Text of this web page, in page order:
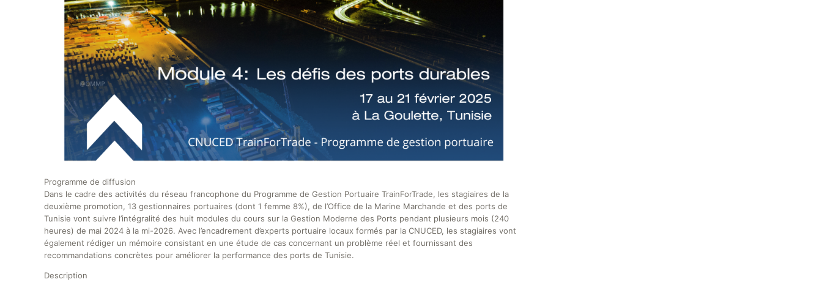
Programme de diffusion
Dans le cadre des activités du réseau francophone du Programme de Gestion Portuaire TrainForTrade, les stagiaires de la
deuxième promotion, 13 gestionnaires portuaires (dont 1 femme 8%), de l’Office de la Marine Marchande et des ports de
Tunisie vont suivre l’intégralité des huit modules du cours sur la Gestion Moderne des Ports pendant plusieurs mois (240
heures) de mai 2024 à la mi-2026. Avec l’encadrement d’experts portuaire locaux formés par la CNUCED, les stagiaires vont
également rédiger un mémoire consistant en une étude de cas concernant un problème réel et fournissant des
recommandations concrètes pour améliorer la performance des ports de Tunisie.
Description